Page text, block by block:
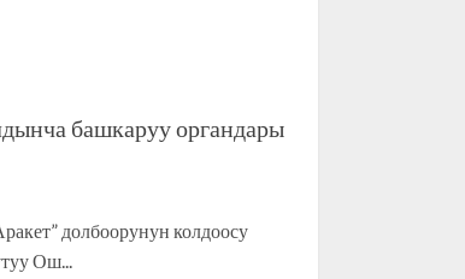
башкаруу органдары
долбоорунун колдоосу
Ош...